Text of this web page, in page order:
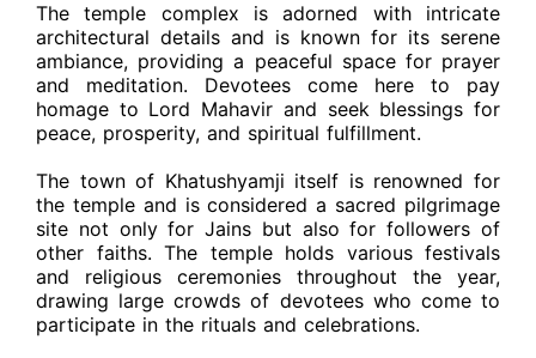
The temple complex is adorned with intricate
architectural details and is known for its serene
ambiance, providing a peaceful space for prayer
and meditation. Devotees come here to pay
homage to Lord Mahavir and seek blessings for
peace, prosperity, and spiritual fulfillment.
The town of Khatushyamji itself is renowned for
the temple and is considered a sacred pilgrimage
site not only for Jains but also for followers of
other faiths. The temple holds various festivals
and religious ceremonies throughout the year,
drawing large crowds of devotees who come to
participate in the rituals and celebrations.